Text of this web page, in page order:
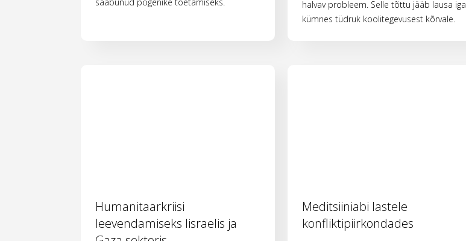
halvav probleem. Selle tõttu jääb lausa iga
kümnes tüdruk koolitegevusest kõrvale.
Humanitaarkriisi
leevendamiseks Iisraelis ja
Meditsiiniabi lastele
konfliktipiirkondades